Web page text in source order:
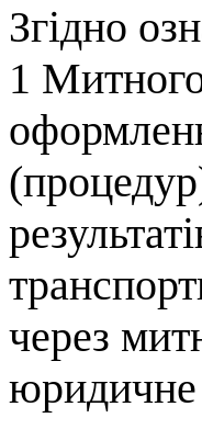
Згідно
1
через
юридичне